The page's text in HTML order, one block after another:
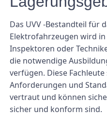
Das UVV -Bestandteil für
Elektrofahrzeugen wird
Inspektoren oder
die notwendige
verfügen. Diese
Anforderungen und
vertraut und können
sicher und konform sind.